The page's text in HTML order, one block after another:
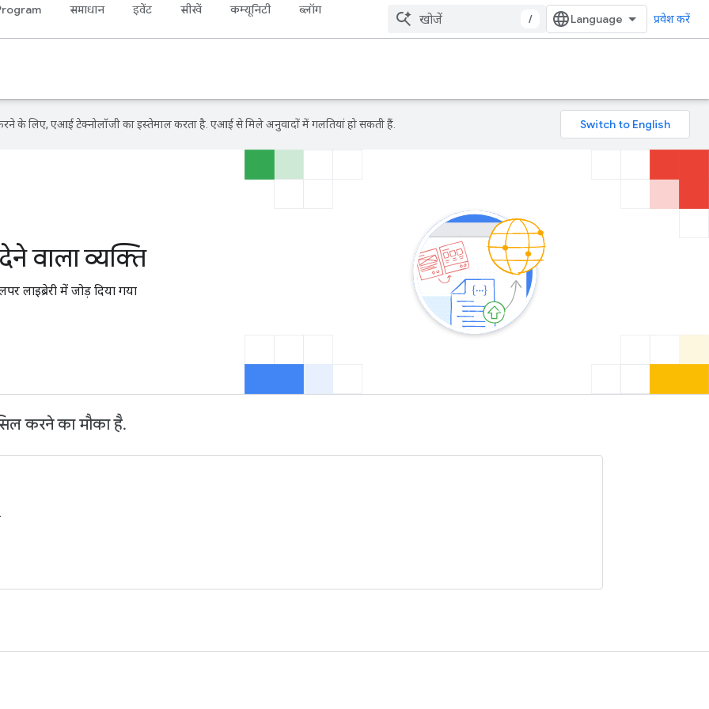
समाधान इवेंट सीखें कम्यूनिटी ब्लॉग
/ प्रवेश करें
के लिए, एआई टेक्नोलॉजी का इस्तेमाल करता है. एआई से मिले अनुवादों में गलतियां हो सकती हैं.
वाला व्यक्ति
लाइब्रेरी में जोड़ दिया गया
करने का मौका है.